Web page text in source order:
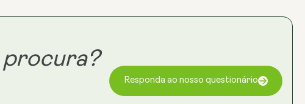
procura?
Responda ao nosso questionário